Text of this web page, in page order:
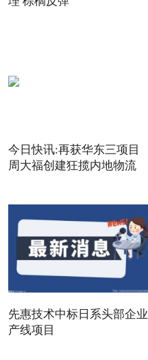
今日快讯:再获华东三项目
周大福创建狂揽内地物流
先惠技术中标日系头部企业
产线项目